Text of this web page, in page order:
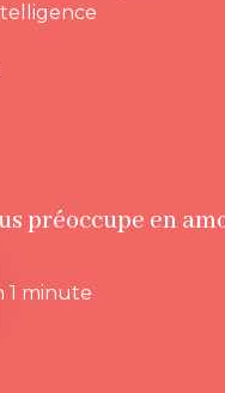
préoccupe en
1 minute
Si